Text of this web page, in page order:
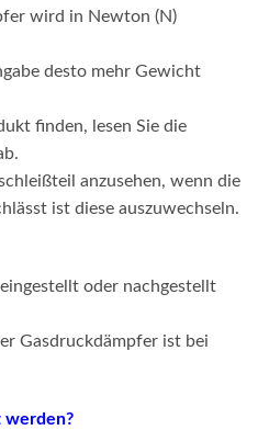
wird in Newton (N)
desto mehr Gewicht
finden, lesen Sie die
anzusehen, wenn die
ist diese auszuwechseln.
oder nachgestellt
Gasdruckdämpfer ist bei
werden?